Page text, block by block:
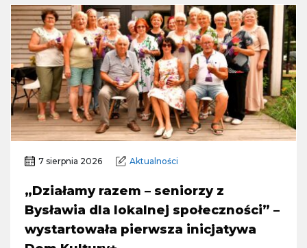
7 sierpnia 2026 Aktualności
„Działamy razem – seniorzy z
Bysławia dla lokalnej społeczności” –
wystartowała pierwsza inicjatywa